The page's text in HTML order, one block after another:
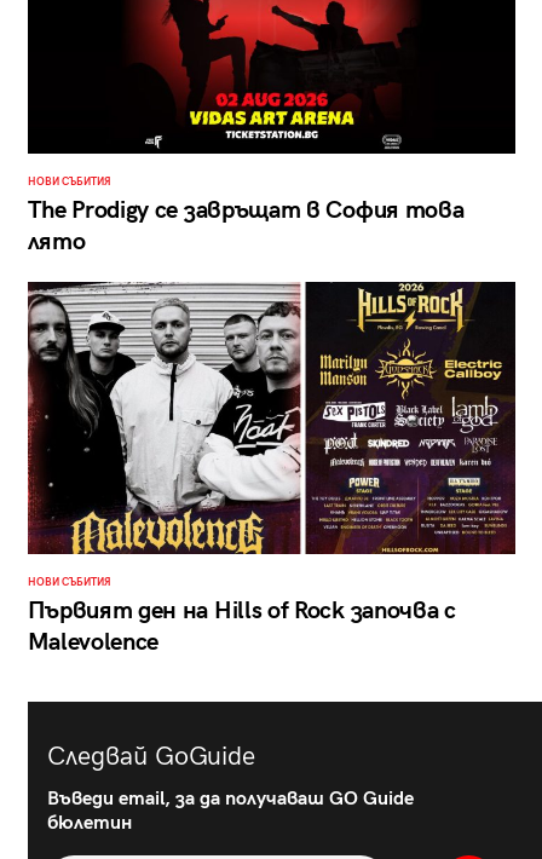
НОВИ СЪБИТИЯ
The Prodigy се завръщат в София това
лято
НОВИ СЪБИТИЯ
Първият ден на Hills of Rock започва с
Malevolence
Следвай GoGuide
Въведи email, за да получаваш GO Guide
бюлетин